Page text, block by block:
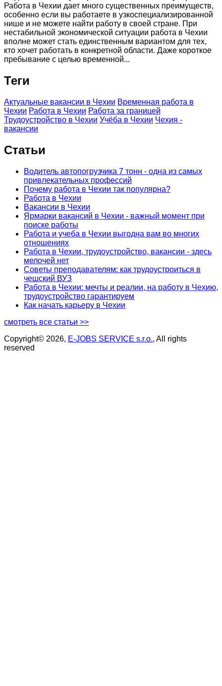
Работа в Чехии дает много существенных преимуществ,
особенно если вы работаете в узкоспециализированной
нише и не можете найти работу в своей стране. При
нестабильной экономической ситуации работа в Чехии
вполне может стать единственным вариантом для тех,
кто хочет работать в конкретной области. Даже короткое
пребывание с целью временной...
Теги
Актуальные вакансии в Чехии Временная работа в
Чехии Работа в Чехии Работа за границей
Трудоустройство в Чехии Учёба в Чехии Чехия -
вакансии
Статьи
Водитель автопогрузчика 7 тонн - одна из самых
привлекательных профессий
Почему работа в Чехии так популярна?
Работа в Чехии
Вакансии в Чехии
Ярмарки вакансий в Чехии - важный момент при
поиске работы
Работа и учеба в Чехии выгодна вам во многих
отношениях
Работа в Чехии, трудоустройство, вакансии - здесь
мелочей нет
Советы преподавателям: как трудоустроиться в
чешский ВУЗ
Работа в Чехии: мечты и реалии, на работу в Чехию,
трудоустройство гарантируем
Как начать карьеру в Чехии
смотреть все статьи >>
Copyright© 2026, E-JOBS SERVICE s.r.o., All rights
reserved